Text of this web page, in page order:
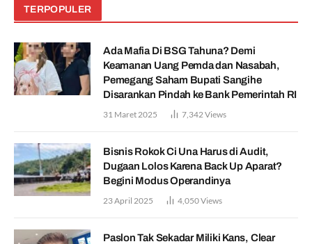
TERPOPULER
Ada Mafia Di BSG Tahuna? Demi
Keamanan Uang Pemda dan Nasabah,
Pemegang Saham Bupati Sangihe
Disarankan Pindah ke Bank Pemerintah RI
31 Maret 2025 7,342 Views
Bisnis Rokok Ci Una Harus di Audit,
Dugaan Lolos Karena Back Up Aparat?
Begini Modus Operandinya
23 April 2025 4,050Views
Paslon Tak Sekadar Miliki Kans, Clear